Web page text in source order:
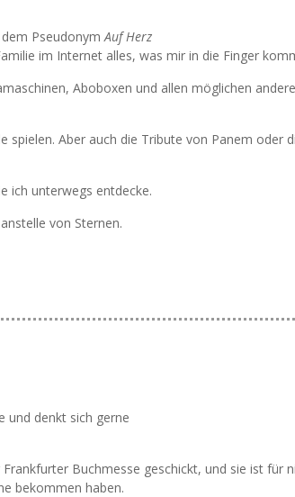
dem PseudonymAuf Herz
im Internet alles, was mir in die Finger
Aboboxen und allen möglichen
spielen. Aber auch die Tribute von Panem oder
ich unterwegs entdecke.
von Sternen.
und denkt sich gerne
Buchmesse geschickt, und sie ist für
bekommen haben.